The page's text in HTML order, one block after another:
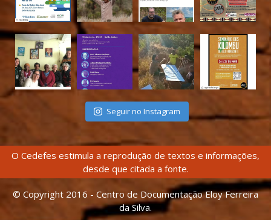
Seguir no Instagram
O Cedefes estimula a reprodução de textos e informações,
desde que citada a fonte.
© Copyright 2016 - Centro de Documentação Eloy Ferreira
da Silva.